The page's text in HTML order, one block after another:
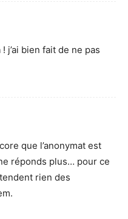
j’ai bien fait de ne pas
que l’anonymat est
réponds plus… pour ce
rien des